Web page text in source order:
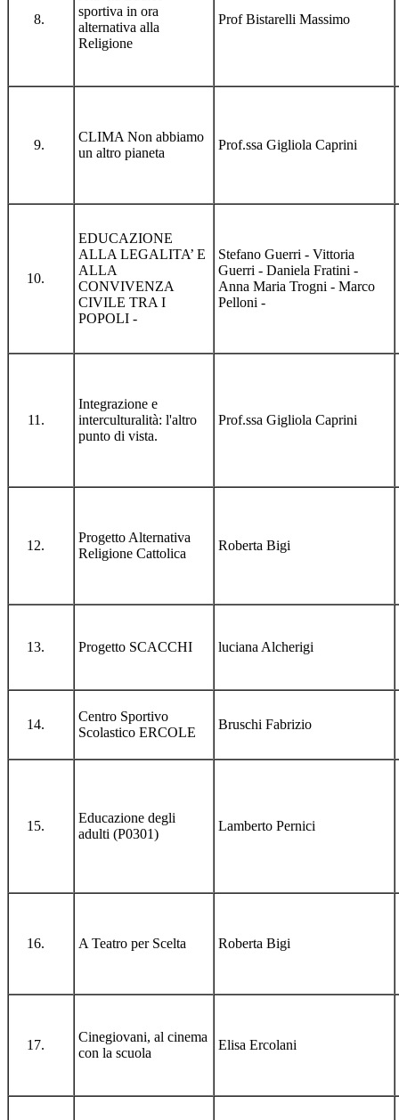
sportiva in ora
alternativa alla
Religione
Prof Bistarelli Massimo
CLIMA Non abbiamo
un altro pianeta
Prof.ssa Gigliola Caprini
EDUCAZIONE
ALLA LEGALITA’ E
ALLA
CONVIVENZA
CIVILE TRA I
POPOLI -
Stefano Guerri - Vittoria
Guerri - Daniela Fratini -
Anna Maria Trogni - Marco
Pelloni -
Integrazione e
interculturalità: l'altro
punto di vista.
Prof.ssa Gigliola Caprini
Progetto Alternativa
Religione Cattolica
Roberta Bigi
Progetto SCACCHI luciana Alcherigi
Centro Sportivo
Scolastico ERCOLE
Bruschi Fabrizio
Educazione degli
adulti (P0301)
Lamberto Pernici
A Teatro per Scelta Roberta Bigi
Cinegiovani, al cinema
con la scuola
Elisa Ercolani